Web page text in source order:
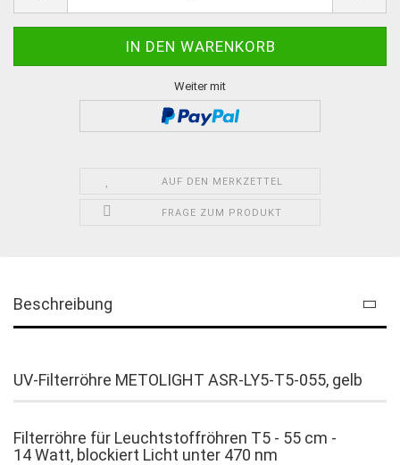
Weiter mit
AUF DEN MERKZETTEL
FRAGE ZUM PRODUKT
Beschreibung
UV-Filterröhre METOLIGHT ASR-LY5-T5-055, gelb
Filterröhre für Leuchtstoffröhren T5 - 55 cm -
14 Watt, blockiert Licht unter 470 nm